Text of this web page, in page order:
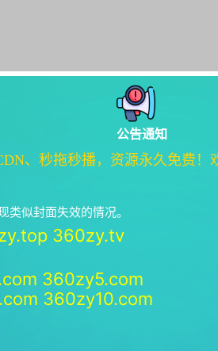
公告通知
、秒拖秒播，资源永久免费！
似封面失效的情况。
360zy.tv
360zy5.com
360zy10.com